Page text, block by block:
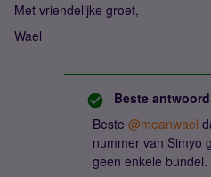
Met vriendelijke groet,
Wael
Beste
Beste ​ @meanwael
nummer van Simyo
geen enkele bundel.